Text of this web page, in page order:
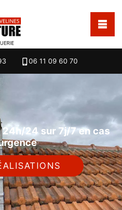
06 11 09 60 70
24 sur 7j/7 en cas